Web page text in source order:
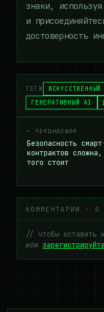
знаки,
и
достоверность
ТЕГИ ИСКУССТВЕННЫЙ
ГЕНЕРАТИВНЫЙ AI
← предыдущая
Безопасность
контрактов
того стоит
КОММЕНТАРИИ · 0
// чтобы оставить
или